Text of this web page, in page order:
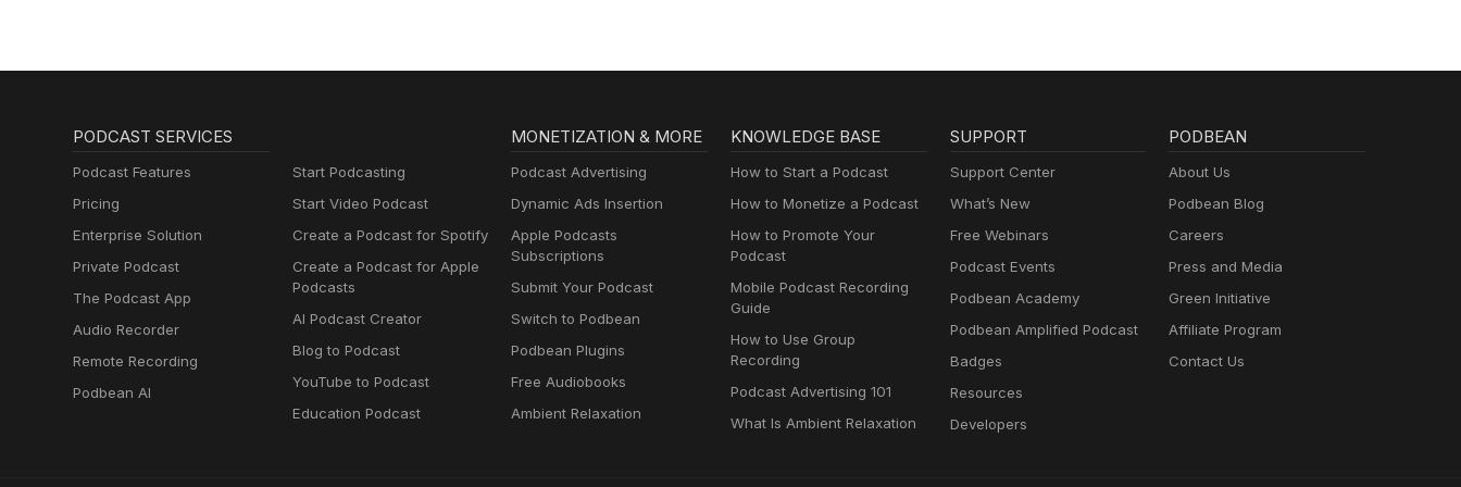
PODCAST SERVICES
Podcast Features
Pricing
Enterprise Solution
Private Podcast
The Podcast App
Audio Recorder
Remote Recording
Podbean AI
Start Podcasting
Start Video Podcast
Create a Podcast for Spotify
Create a Podcast for Apple
Podcasts
AI Podcast Creator
Blog to Podcast
YouTube to Podcast
Education Podcast
MONETIZATION & MORE
Podcast Advertising
Dynamic Ads Insertion
Apple Podcasts
Subscriptions
Submit Your Podcast
Switch to Podbean
Podbean Plugins
Free Audiobooks
Ambient Relaxation
KNOWLEDGE BASE
How to Start a Podcast
How to Monetize a Podcast
How to Promote Your
Podcast
Mobile Podcast Recording
Guide
How to Use Group
Recording
Podcast Advertising 101
What Is Ambient Relaxation
SUPPORT
Support Center
What’s New
Free Webinars
Podcast Events
Podbean Academy
Podbean Amplified Podcast
Badges
Resources
Developers
PODBEAN
About Us
Podbean Blog
Careers
Press and Media
Green Initiative
Affiliate Program
Contact Us